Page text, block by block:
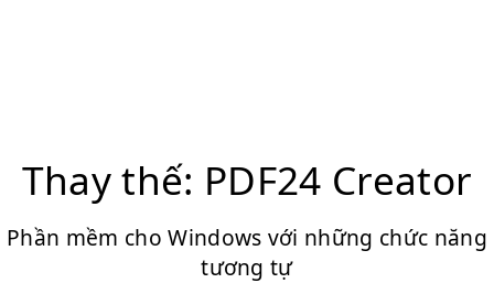
Thay thế: PDF24 Creator
Phần mềm cho Windows với những chức năng
tương tự